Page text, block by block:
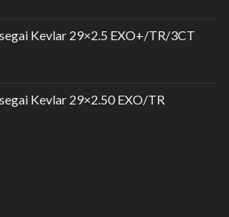
Kevlar 29×2.5 EXO+/TR/3CT
Kevlar 29×2.50 EXO/TR